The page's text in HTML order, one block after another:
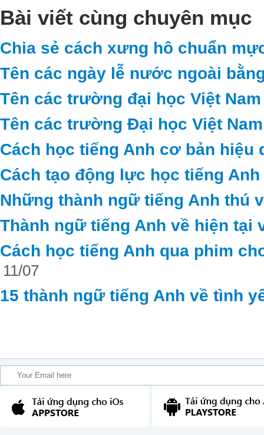
Bài viết cùng chuyên mục
Chia sẻ cách xưng hô chuẩn
Tên các ngày lễ nước ngoài
Tên các trường đại học Việt
Tên các trường Đại học Việt
Cách học tiếng Anh cơ bản hiệu
Cách tạo động lực học tiếng
Những thành ngữ tiếng Anh thú
Thành ngữ tiếng Anh về hiện tại
Cách học tiếng Anh qua phim
11/07
15 thành ngữ tiếng Anh về tình